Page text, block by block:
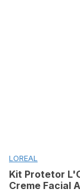
LOREAL
Kit Protetor
Creme Facial